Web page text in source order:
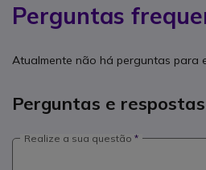
Perguntas
Atualmente não há perguntas para
Perguntas e
Realize a sua questão